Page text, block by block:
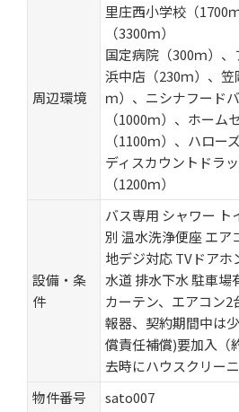
周辺環境
里庄西小学校（
（3300ｍ）
国定病院（300ｍ）
浜中店（230ｍ）、
ｍ）、ニシナフード
（1000ｍ）、ホーム
（1100ｍ）、ハロー
ディスカウントドラ
（1200ｍ）
設備・条
件
バス専用 シャワー ト
別温水洗浄便座 エア
地デジ対応TVドアホ
水道排水下水駐車場
カーテン、エアコン
報器、契約期間中は
償責任補償)要加入（
去時にハウスクリー
物件番号
sato007